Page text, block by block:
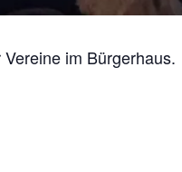
im Bürgerhaus.